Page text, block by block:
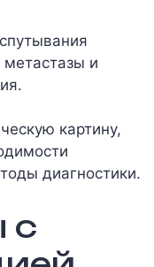
метастазы и
картину,
диагностики.
с